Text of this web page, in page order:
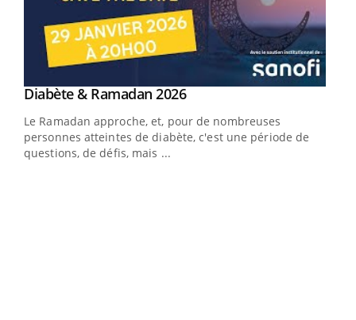
Youtube
Diabète & Ramadan 2026Youtube
Le Ramadan approche, et, pour de nombreuses
personnes atteintes de diabète, c'est une période de
questions, de défis, mais ...